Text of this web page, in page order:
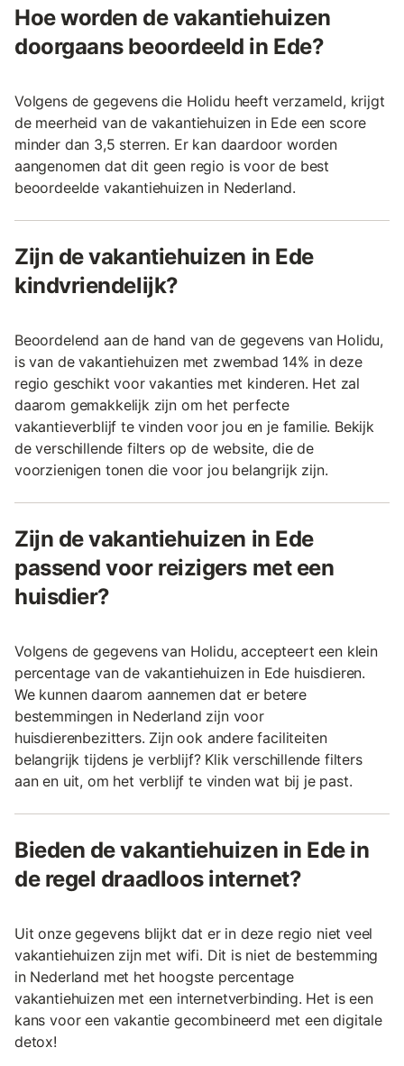
Hoe worden de vakantiehuizen
doorgaans beoordeeld in Ede?
Volgens de gegevens die Holidu heeft verzameld, krijgt
de meerheid van de vakantiehuizen in Ede een score
minder dan 3,5 sterren. Er kan daardoor worden
aangenomen dat dit geen regio is voor de best
beoordeelde vakantiehuizen in Nederland.
Zijn de vakantiehuizen in Ede
kindvriendelijk?
Beoordelend aan de hand van de gegevens van Holidu,
is van de vakantiehuizen met zwembad 14% in deze
regio geschikt voor vakanties met kinderen. Het zal
daarom gemakkelijk zijn om het perfecte
vakantieverblijf te vinden voor jou en je familie. Bekijk
de verschillende filters op de website, die de
voorzienigen tonen die voor jou belangrijk zijn.
Zijn de vakantiehuizen in Ede
passend voor reizigers met een
huisdier?
Volgens de gegevens van Holidu, accepteert een klein
percentage van de vakantiehuizen in Ede huisdieren.
We kunnen daarom aannemen dat er betere
bestemmingen in Nederland zijn voor
huisdierenbezitters. Zijn ook andere faciliteiten
belangrijk tijdens je verblijf? Klik verschillende filters
aan en uit, om het verblijf te vinden wat bij je past.
Bieden de vakantiehuizen in Ede in
de regel draadloos internet?
Uit onze gegevens blijkt dat er in deze regio niet veel
vakantiehuizen zijn met wifi. Dit is niet de bestemming
in Nederland met het hoogste percentage
vakantiehuizen met een internetverbinding. Het is een
kans voor een vakantie gecombineerd met een digitale
detox!